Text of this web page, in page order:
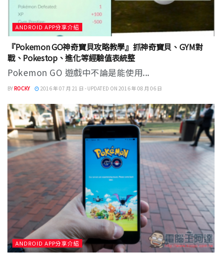
ANDROID APP分享介紹
『Pokemon GO神奇寶貝攻略教學』抓神奇寶貝、GYM對
戰、Pokestop、進化等經驗值表統整
Pokemon GO 遊戲中不論是能使用...
BY ROCKY 2016 年 07 月 21 日 - UPDATED ON 2016 年 08 月 06 日
ANDROID APP分享介紹